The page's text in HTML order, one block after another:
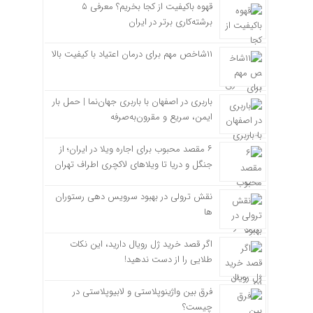
قهوه باکیفیت از کجا بخریم؟ معرفی ۵
برشته‌کاری برتر در ایران
۱۱شاخص مهم برای درمان اعتیاد با کیفیت بالا
باربری در اصفهان با باربری جهان‌نما | حمل بار
ایمن، سریع و مقرون‌به‌صرفه
۶ مقصد محبوب برای اجاره ویلا در ایران؛ از
جنگل و دریا تا ویلاهای لاکچری اطراف تهران
نقش ترولی در بهبود سرویس دهی رستوران
ها
اگر قصد خرید ژل رویال دارید، این نکات
طلایی را از دست ندهید!
فرق بین واژینوپلاستی و لابیوپلاستی در
چیست؟